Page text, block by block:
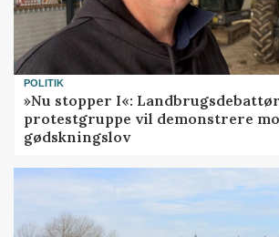
POLITIK
»Nu stopper I«:
protestgruppe vil demonstrere
gødskningslov